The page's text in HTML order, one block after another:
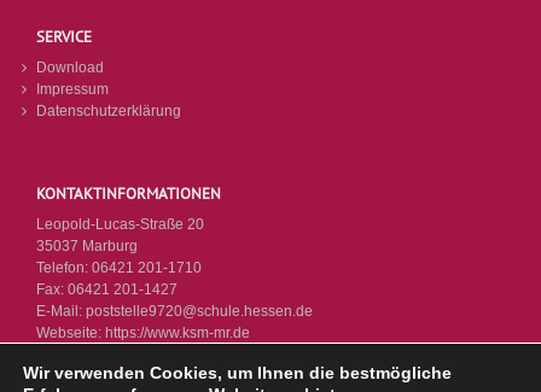
SERVICE
Download
Impressum
Datenschutzerklärung
KONTAKTINFORMATIONEN
Leopold-Lucas-Straße 20
35037 Marburg
Telefon: 06421 201-1710
Fax: 06421 201-1427
E-Mail: poststelle9720@schule.hessen.de
Webseite: https://www.ksm-mr.de
Wir verwenden Cookies, um Ihnen die bestmögliche